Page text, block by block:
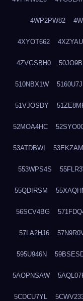
4WP2PW82
4XYOT662
4ZVGSBH0
510NBX1W
51VJOSDY
52MOA4HC
53ATDBWI
553WPS4S
55QDIRSM
56SCV4BG
57LA2HJ6
595U946N
5AOPNSAW
5CDCU7YL